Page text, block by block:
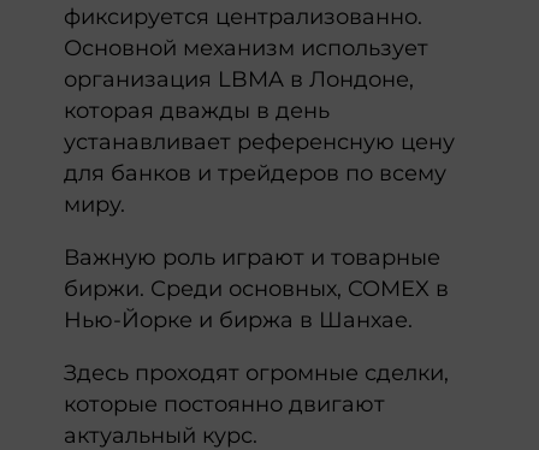
фиксируется централизованно.
Основной механизм использует
организация LBMA в Лондоне,
которая дважды в день
устанавливает референсную цену
для банков и трейдеров по всему
миру.
Важную роль играют и товарные
биржи. Среди основных, COMEX в
Нью-Йорке и биржа в Шанхае.
Здесь проходят огромные сделки,
которые постоянно двигают
актуальный курс.